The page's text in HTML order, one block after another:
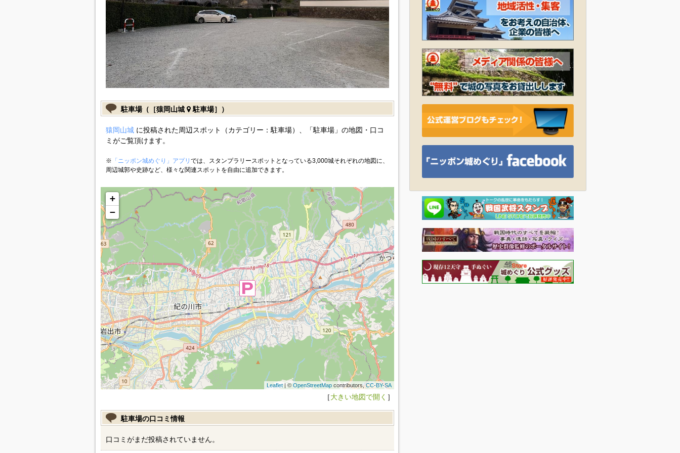
駐車場（［猿岡山城 駐車場］）
猿岡山城に投稿された周辺スポット（カテゴリー：駐車場）、「駐車場」の地図・口コ
ミがご覧頂けます。
※ 「ニッポン城めぐり」アプリ では、スタンプラリースポットとなっている3,000城それぞれの地図に、
周辺城郭や史跡など、様々な関連スポットを自由に追加できます。
+
−
Leaflet| © OpenStreetMapcontributors,CC-BY-SA
［大きい地図で開く ］
駐車場の口コミ情報
口コミがまだ投稿されていません。